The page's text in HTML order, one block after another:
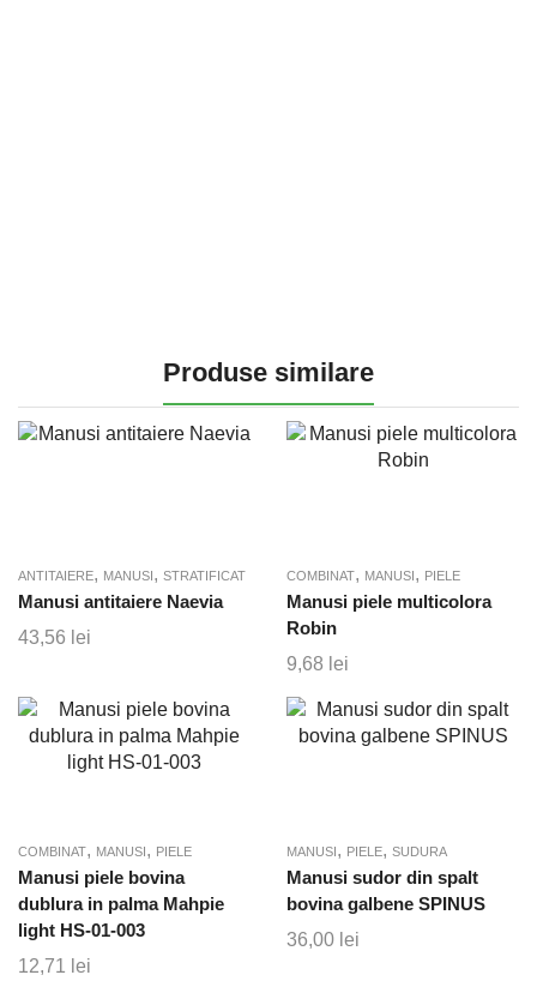
Produse similare
ANTITAIERE, MANUSI, STRATIFICAT
Manusi antitaiere Naevia
43,56 lei
COMBINAT, MANUSI, PIELE
Manusi piele multicolora
Robin
9,68 lei
COMBINAT, MANUSI, PIELE
Manusi piele bovina
dublura in palma Mahpie
light HS-01-003
12,71 lei
MANUSI, PIELE, SUDURA
Manusi sudor din spalt
bovina galbene SPINUS
36,00 lei